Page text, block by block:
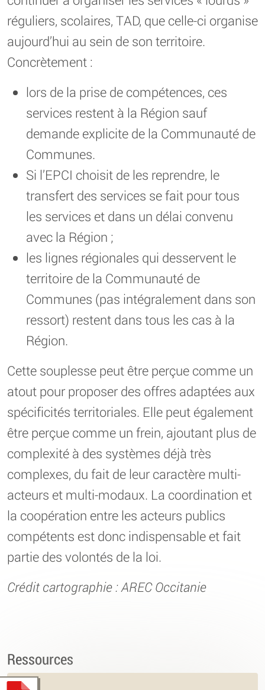
réguliers, scolaires, TAD, que celle-ci organise
aujourd’hui au sein de son territoire.
Concrètement :
lors de la prise de compétences, ces
services restent à la Région sauf
demande explicite de la Communauté de
Communes.
Si l’EPCI choisit de les reprendre, le
transfert des services se fait pour tous
les services et dans un délai convenu
avec la Région ;
les lignes régionales qui desservent le
territoire de la Communauté de
Communes (pas intégralement dans son
ressort) restent dans tous les cas à la
Région.
Cette souplesse peut être perçue comme un
atout pour proposer des offres adaptées aux
spécificités territoriales. Elle peut également
être perçue comme un frein, ajoutant plus de
complexité à des systèmes déjà très
complexes, du fait de leur caractère multi-
acteurs et multi-modaux. La coordination et
la coopération entre les acteurs publics
compétents est donc indispensable et fait
partie des volontés de la loi.
Crédit cartographie : AREC Occitanie
Ressources